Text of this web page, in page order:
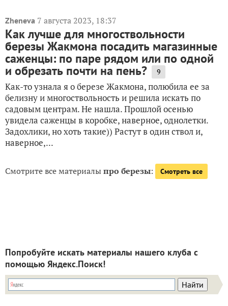
Zheneva 7 августа 2023, 18:37
Как лучше для многоствольности
березы Жакмона посадить магазинные
саженцы: по паре рядом или по одной
и обрезать почти на пень? 9
Как-то узнала я о березе Жакмона, полюбила ее за
белизну и многоствольность и решила искать по
садовым центрам. Не нашла. Прошлой осенью
увидела саженцы в коробке, наверное, однолетки.
Задохлики, но хоть такие)) Растут в один ствол и,
наверное,...
Смотрите все материалыпро березы: Смотреть все
Попробуйте искать материалы нашего клуба с
помощью Яндекс.Поиск!